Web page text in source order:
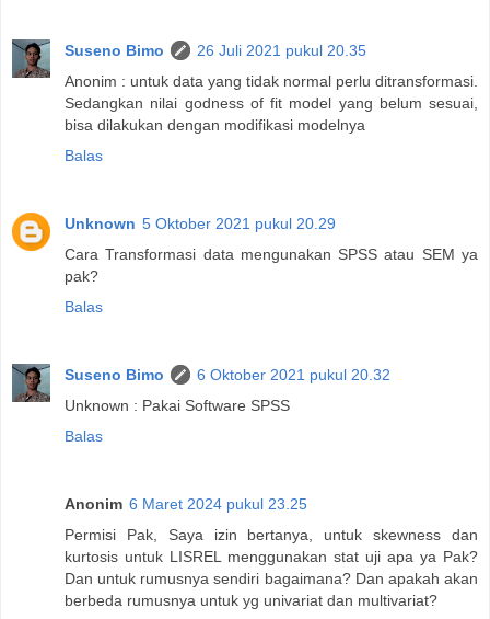
Suseno Bimo
26 Juli 2021 pukul 20.35
Anonim : untuk data yang tidak normal perlu ditransformasi.
Sedangkan nilai godness of fit model yang belum sesuai,
bisa dilakukan dengan modifikasi modelnya
Balas
Unknown 5 Oktober 2021 pukul 20.29
Cara Transformasi data mengunakan SPSS atau SEM ya
pak?
Balas
Suseno Bimo
6 Oktober 2021 pukul 20.32
Unknown : Pakai Software SPSS
Balas
Anonim 6 Maret 2024 pukul 23.25
Permisi Pak, Saya izin bertanya, untuk skewness dan
kurtosis untuk LISREL menggunakan stat uji apa ya Pak?
Dan untuk rumusnya sendiri bagaimana? Dan apakah akan
berbeda rumusnya untuk yg univariat dan multivariat?